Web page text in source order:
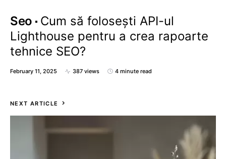
Seo
Cum să folosești API-ul
Lighthouse pentru a crea rapoarte
tehnice SEO?
February 11, 2025 387 views 4 minute read
NEXT ARTICLE